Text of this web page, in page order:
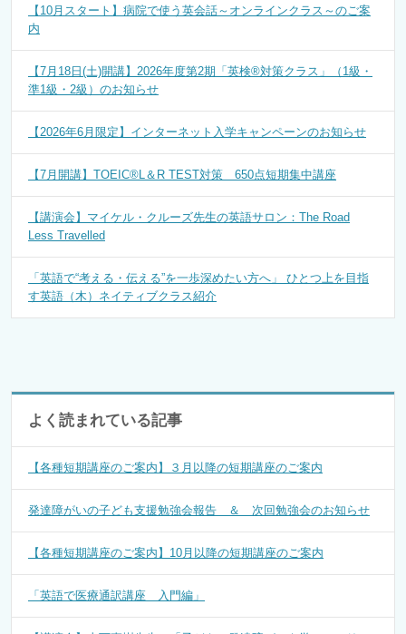
【10月スタート】病院で使う英会話～オンラインクラス～のご案
内
【7月18日(土)開講】2026年度第2期「英検®対策クラス」（1級・
準1級・2級）のお知らせ
【2026年6月限定】インターネット入学キャンペーンのお知らせ
【7月開講】TOEIC®L＆R TEST対策 650点短期集中講座
【講演会】マイケル・クルーズ先生の英語サロン：The Road
Less Travelled
「英語で“考える・伝える”を一歩深めたい方へ」 ひとつ上を目指
す英語（木）ネイティブクラス紹介
よく読まれている記事
【各種短期講座のご案内】３月以降の短期講座のご案内
発達障がいの子ども支援勉強会報告 ＆ 次回勉強会のお知らせ
【各種短期講座のご案内】10月以降の短期講座のご案内
「英語で医療通訳講座 入門編」